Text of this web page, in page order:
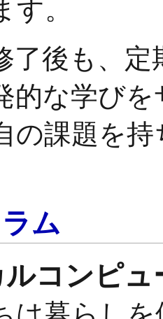
す。
後も、定
的な学び
の課題を
ム
コンピ